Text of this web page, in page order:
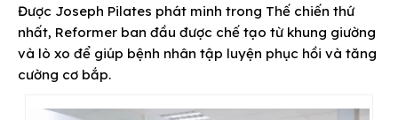
Được Joseph Pilates phát minh trong Thế chiến thứ
nhất, Reformer ban đầu được chế tạo từ khung giường
và lò xo để giúp bệnh nhân tập luyện phục hồi và tăng
cường cơ bắp.